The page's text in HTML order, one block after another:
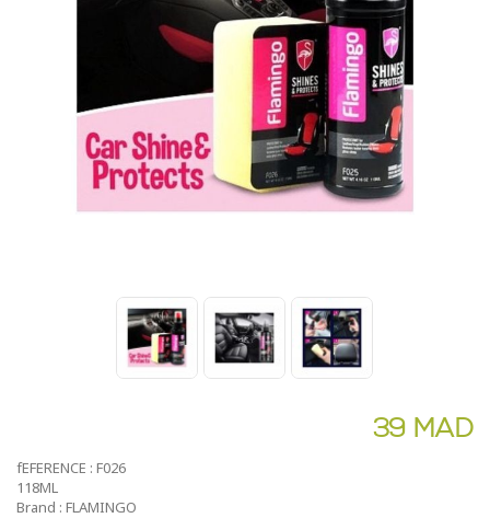
39 MAD
fEFERENCE : F026
118ML
Brand : FLAMINGO